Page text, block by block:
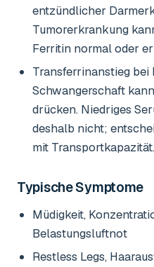
entzündlicher
Tumorerkrankung
Ferritin normal oder
Transferrinanstieg bei
Schwangerschaft
drücken. Niedriges
deshalb nicht;
mit Transportkapazität.
Typische Symptome
Müdigkeit,
Belastungsluftnot
Restless Legs,